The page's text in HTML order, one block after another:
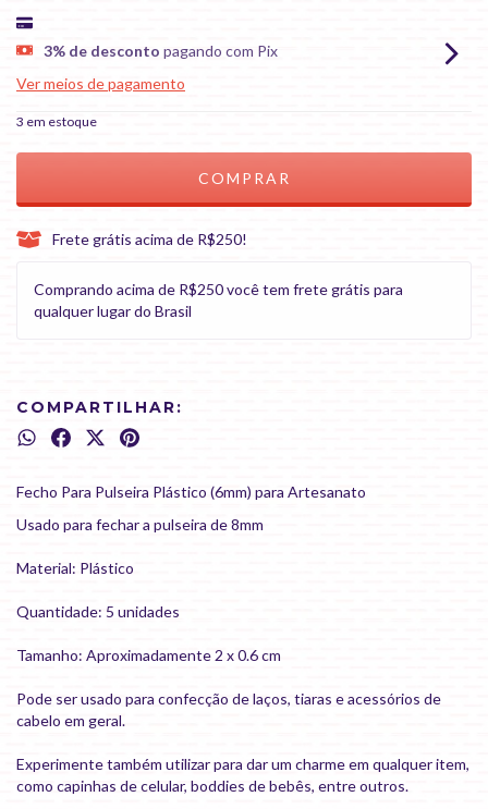
3% de desconto pagando com Pix
Ver meios de pagamento
3 em estoque
Frete grátis acima de R$250!
Comprando acima de R$250 você tem frete grátis para
qualquer lugar do Brasil
COMPARTILHAR:
Fecho Para Pulseira Plástico (6mm) para Artesanato
Usado para fechar a pulseira de 8mm
Material: Plástico
Quantidade: 5 unidades
Tamanho: Aproximadamente 2 x 0.6 cm
Pode ser usado para confecção de laços, tiaras e acessórios de
cabelo em geral.
Experimente também utilizar para dar um charme em qualquer item,
como capinhas de celular, boddies de bebês, entre outros.